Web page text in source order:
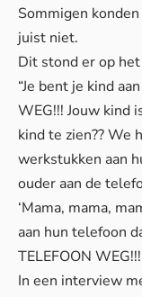
Sommigen
juist niet.
Dit stond er op
“Je bent je kind
WEG!!! Jouw kind
kind te zien?? We
werkstukken aan
ouder aan de
‘Mama, mama,
aan hun telefoon
TELEFOON
In een interview